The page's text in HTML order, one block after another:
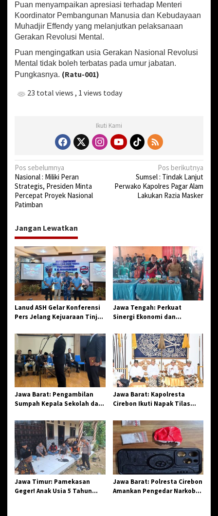
i
C
o
v
i
d
-
9
Puan menyampaikan apresiasi terhadap Menteri
Koordinator Pembangunan Manusia dan Kebudayaan
Muhadjir Effendy yang melanjutkan pelaksanaan
Gerakan Revolusi Mental.
Puan mengingatkan usia Gerakan Nasional Revolusi
Mental tidak boleh terbatas pada umur jabatan.
Pungkasnya. (Ratu-001)
23 total views , 1 views today
Ikuti Kami
N
a
v
i
g
a
s
i
p
o
s
Pos sebelumnya
Nasional : Miliki Peran
Strategis, Presiden Minta
Percepat Proyek Nasional
Patimban
Pos berikutnya
Sumsel : Tindak Lanjut
Perwako Kapolres Pagar Alam
Lakukan Razia Masker
Jangan Lewatkan
Lanud ASH Gelar Konferensi
Pers Jelang Kejuaraan Tinju
2026
Jawa Tengah: Perkuat
Sinergi Ekonomi dan
Jangkar Gelar Halal Bi Halal
di Losari
Jawa Barat: Pengambilan
Sumpah Kepala Sekolah dan
Penegasan Integritas
Aparatur Pendidikan dan
Birokrasi
Jawa Barat: Kapolresta
Cirebon Ikuti Napak Tilas
Sinergi dan Pelestarian
Sejarah
Jawa Timur: Pamekasan
Geger! Anak Usia 5 Tahun
Jawa Barat: Polresta Cirebon
Amankan Pengedar Narkoba